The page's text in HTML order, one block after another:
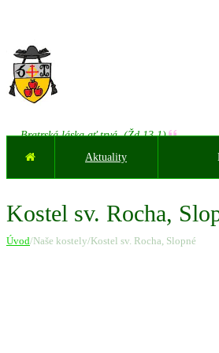
Bratrská láska ať trvá. (Žd 13,1)
Aktuality
Kostel sv. Rocha,
Úvod/Naše kostely/Kostel sv. Rocha, Slopné